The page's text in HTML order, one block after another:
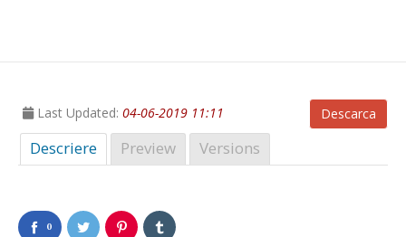
Descarca
Last Updated: 04-06-2019 11:11
Descriere Preview Versions
0